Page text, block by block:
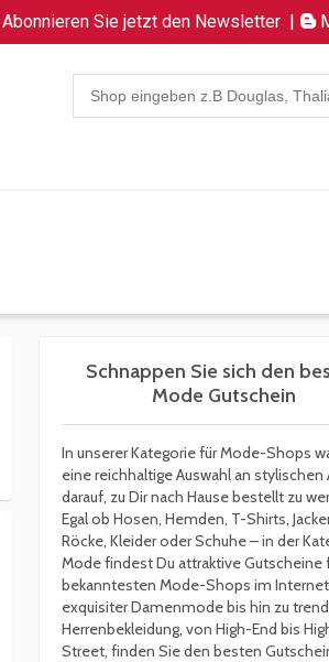
Abonnieren Sie jetzt den Newsletter |
Schnappen Sie sich den
Mode Gutschein
In unserer Kategorie für Mode-Shops
eine reichhaltige Auswahl an stylischen
darauf, zu Dir nach Hause bestellt zu
Egal ob Hosen, Hemden, T-Shirts,
Röcke, Kleider oder Schuhe – in der
Mode findest Du attraktive Gutscheine
bekanntesten Mode-Shops im
exquisiter Damenmode bis hin zu
Herrenbekleidung, von High-End bis
Street, finden Sie den besten